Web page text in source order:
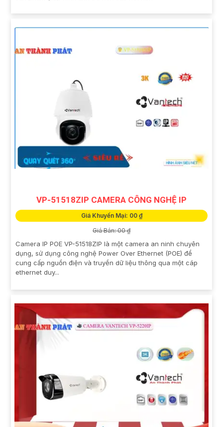
VP-51518ZIP CAMERA CÔNG NGHỆ IP
Giá Khuyến Mại: 00 ₫
Giá Bán: 00 ₫
Camera IP POE VP-51518ZIP là một camera an ninh chuyên
dụng, sử dụng công nghệ Power Over Ethernet (POE) để
cung cấp nguồn điện và truyền dữ liệu thông qua một cáp
ethernet duy...